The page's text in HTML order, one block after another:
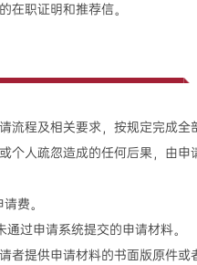
在职证明和推荐信。
流程及相关要求，按规定完成
个人疏忽造成的任何后果，由申
费。
通过申请系统提交的申请材料。
者提供申请材料的书面版原件